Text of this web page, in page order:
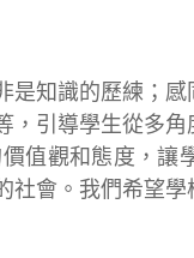
知識的歷練；感
引導學生從多
值觀和態度，
會。我們希望